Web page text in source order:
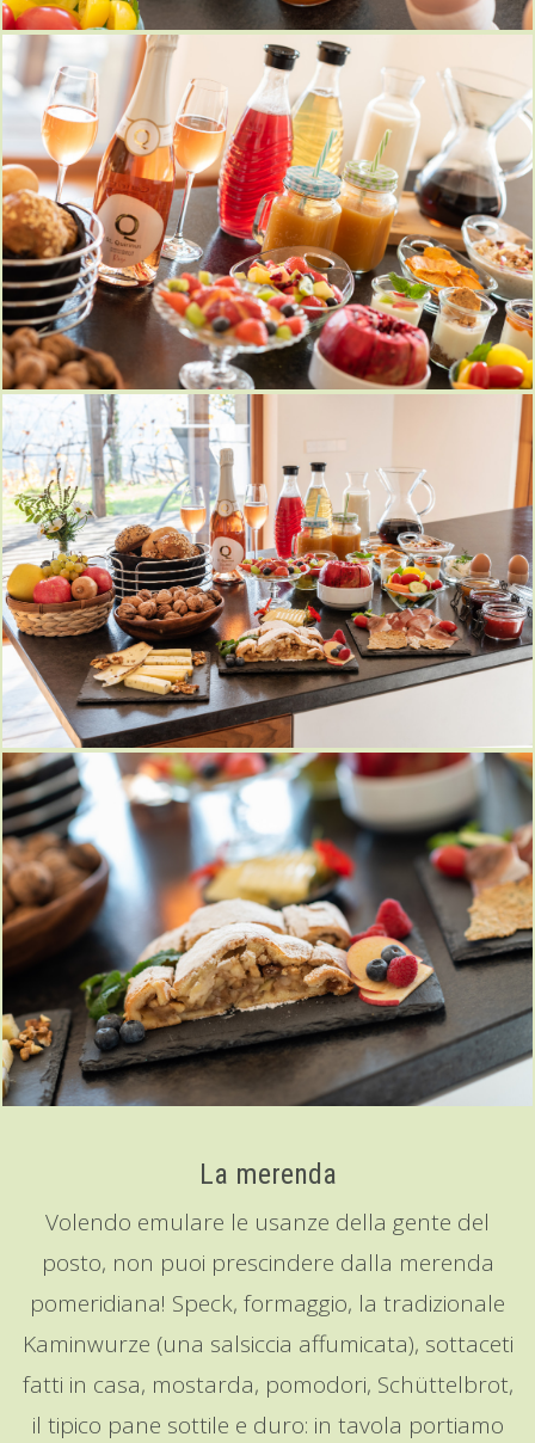
La merenda
Volendo emulare le usanze della gente del
posto, non puoi prescindere dalla merenda
pomeridiana! Speck, formaggio, la tradizionale
Kaminwurze (una salsiccia affumicata), sottaceti
fatti in casa, mostarda, pomodori, Schüttelbrot,
il tipico pane sottile e duro: in tavola portiamo